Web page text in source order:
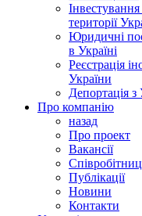
території
Юридичні
в Україні
Реєстрація
України
Депортація з
Про компанію
назад
Про проект
Вакансії
Публікації
Новини
Контакти